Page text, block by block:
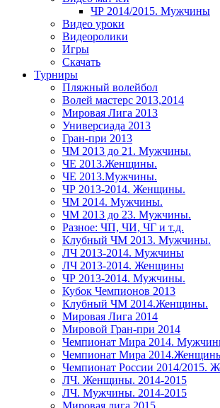
ЧР 2014/2015. Мужчины
Видео уроки
Видеоролики
Игры
Скачать
Турниры
Пляжный волейбол
Волей мастерс 2013,2014
Мировая Лига 2013
Универсиада 2013
Гран-при 2013
ЧМ 2013 до 21. Мужчины.
ЧЕ 2013.Женщины.
ЧЕ 2013.Мужчины.
ЧР 2013-2014. Женщины.
ЧМ 2014. Мужчины.
ЧМ 2013 до 23. Мужчины.
Разное: ЧП, ЧИ, ЧГ и т.д.
Клубный ЧМ 2013. Мужчины.
ЛЧ 2013-2014. Мужчины
ЛЧ 2013-2014. Женщины
ЧР 2013-2014. Мужчины.
Кубок Чемпионов 2013
Клубный ЧМ 2014.Женщины.
Мировая Лига 2014
Мировой Гран-при 2014
Чемпионат Мира 2014.
Чемпионат Мира
Чемпионат России 2014/2015.
ЛЧ. Женщины. 2014-2015
ЛЧ. Мужчины. 2014-2015
Мировая лига 2015